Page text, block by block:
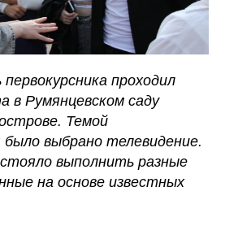
проходил
в Румянцевском саду
Темой
выбрано телевидение.
выполнить разные
на основе известных